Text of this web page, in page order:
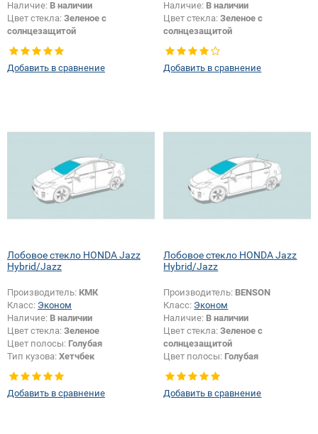
Наличие: В наличии
Цвет стекла: Зеленое с
солнцезащитой
Тип кузова: Хетчбек
Добавить в сравнение
Наличие: В наличии
Цвет стекла:Зеленое с
солнцезащитой
Тип кузова:Хетчбек
Появление или изменение
шелкографии:Да
Добавить в сравнение
Лобовое стекло HONDA Jazz
Hybrid/Jazz
Производитель: КМК
Класс: Эконом
Наличие: В наличии
Цвет стекла: Зеленое
Цвет полосы: Голубая
Тип кузова: Хетчбек
Добавить в сравнение
Лобовое стекло HONDA Jazz
Hybrid/Jazz
Производитель: BENSON
Класс: Эконом
Наличие: В наличии
Цвет стекла:Зеленое с
солнцезащитой
Цвет полосы: Голубая
Тип кузова:Хетчбек
Добавить в сравнение